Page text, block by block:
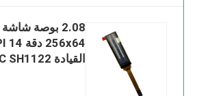
القيادة IC SH1122